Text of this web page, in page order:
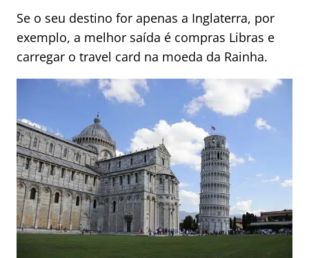
Se o seu destino for apenas a Inglaterra, por
exemplo, a melhor saída é compras Libras e
carregar o travel card na moeda da Rainha.